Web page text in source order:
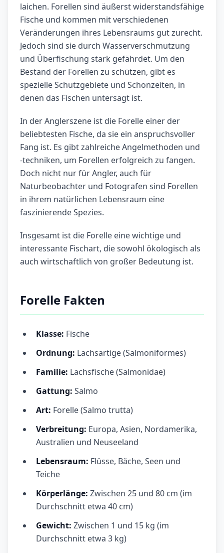
laichen. Forellen sind äußerst widerstandsfähige
Fische und kommen mit verschiedenen
Veränderungen ihres Lebensraums gut zurecht.
Jedoch sind sie durch Wasserverschmutzung
und Überfischung stark gefährdet. Um den
Bestand der Forellen zu schützen, gibt es
spezielle Schutzgebiete und Schonzeiten, in
denen das Fischen untersagt ist.
In der Anglerszene ist die Forelle einer der
beliebtesten Fische, da sie ein anspruchsvoller
Fang ist. Es gibt zahlreiche Angelmethoden und
-techniken, um Forellen erfolgreich zu fangen.
Doch nicht nur für Angler, auch für
Naturbeobachter und Fotografen sind Forellen
in ihrem natürlichen Lebensraum eine
faszinierende Spezies.
Insgesamt ist die Forelle eine wichtige und
interessante Fischart, die sowohl ökologisch als
auch wirtschaftlich von großer Bedeutung ist.
Forelle Fakten
Klasse: Fische
Ordnung: Lachsartige (Salmoniformes)
Familie: Lachsfische (Salmonidae)
Gattung: Salmo
Art: Forelle (Salmo trutta)
Verbreitung: Europa, Asien, Nordamerika,
Australien und Neuseeland
Lebensraum: Flüsse, Bäche, Seen und
Teiche
Körperlänge: Zwischen 25 und 80 cm (im
Durchschnitt etwa 40 cm)
Gewicht: Zwischen 1 und 15 kg (im
Durchschnitt etwa 3 kg)